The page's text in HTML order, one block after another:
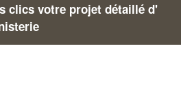
clics votre projet détaillé d'